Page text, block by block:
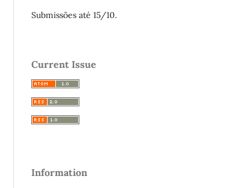
Submissões até 15/10.
Current Issue
Information